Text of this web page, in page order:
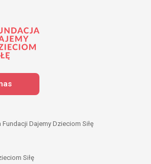
Dajemy Dzieciom Siłę
Siłę